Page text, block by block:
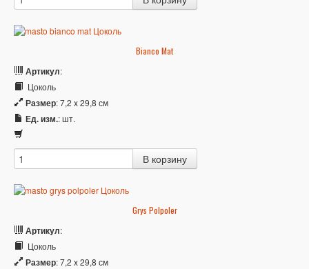
Bianco Mat
Артикул:
Цоколь
Размер: 7,2 x 29,8 см
Ед. изм.: шт.
Grys Polpoler
Артикул:
Цоколь
Размер: 7,2 x 29,8 см